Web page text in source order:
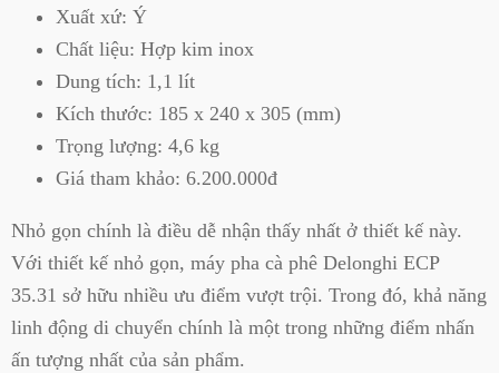
Xuất xứ: Ý
Chất liệu: Hợp kim inox
Dung tích: 1,1 lít
Kích thước: 185 x 240 x 305 (mm)
Trọng lượng: 4,6 kg
Giá tham khảo: 6.200.000đ
Nhỏ gọn chính là điều dễ nhận thấy nhất ở thiết kế này.
Với thiết kế nhỏ gọn, máy pha cà phê Delonghi ECP
35.31 sở hữu nhiều ưu điểm vượt trội. Trong đó, khả năng
linh động di chuyển chính là một trong những điểm nhấn
ấn tượng nhất của sản phẩm.